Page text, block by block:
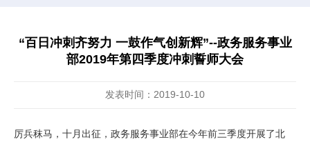
“百日冲刺齐努力 一鼓作气创新辉”--政务服务事业
部2019年第四季度冲刺誓师大会
发表时间：2019-10-10
厉兵秣马，十月出征，政务服务事业部在今年前三季度开展了北